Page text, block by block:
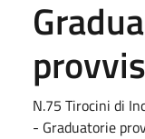
N.75 Tirocini di
- Graduatorie